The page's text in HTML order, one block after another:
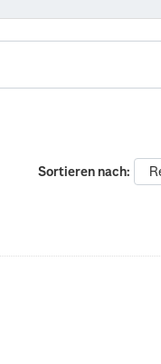
Sortieren nach